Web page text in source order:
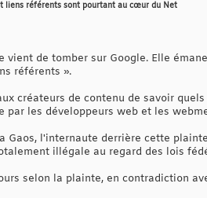
liens référents sont pourtant au cœur du Net
vient de tomber sur Google. Elle
référents ».
créateurs de contenu de savoir
par les développeurs web et les
Gaos, l'internaute derrière cette
illégale au regard des lois
selon la plainte, en contradiction